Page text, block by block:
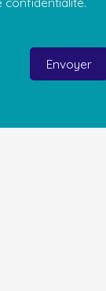
Envoyer